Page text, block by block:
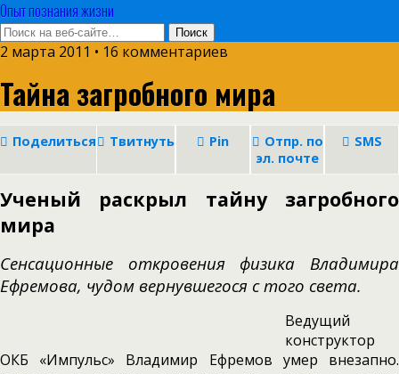
Опыт познания жизни
2 марта 2011 • 16 комментариев
Тайна загробного мира
Поделиться Твитнуть Pin
Отпр. по
эл. почте
SMS
Ученый раскрыл тайну загробного
мира
Сенсационные откровения физика Владимира
Ефремова, чудом вернувшегося с того света.
Ведущий
конструктор
ОКБ «Импульс» Владимир Ефремов умер внезапно.